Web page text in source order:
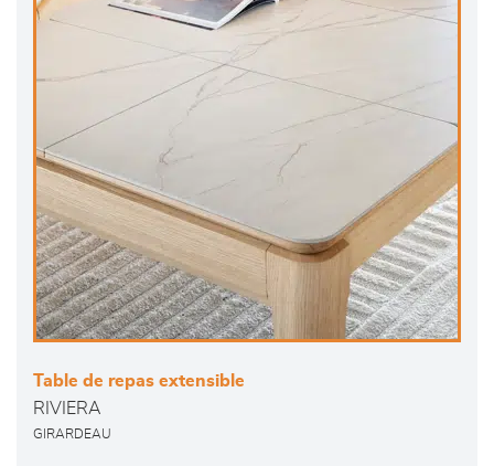
Table de repas extensible
RIVIERA
GIRARDEAU